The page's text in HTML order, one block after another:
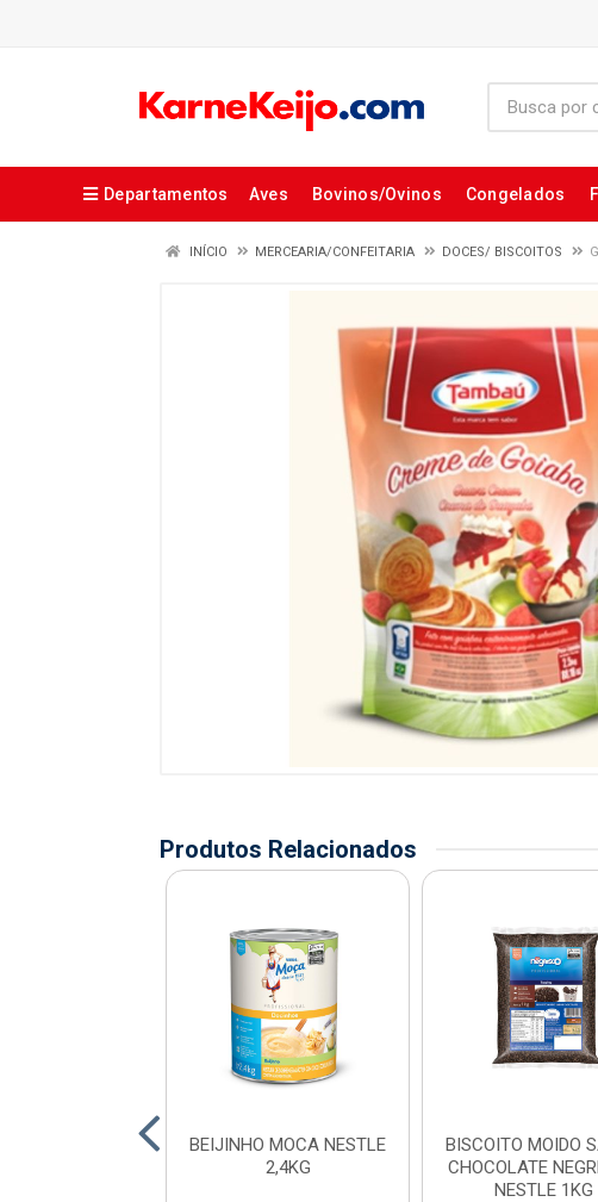
Departamentos Aves Bovinos/Ovinos Congelados
INÍCIO MERCEARIA/CONFEITARIA DOCES/ BISCOITOS
Produtos Relacionados
BEIJINHO MOCA NESTLE
2,4KG
BISCOITO MOIDO
CHOCOLATE
NESTLE 1KG